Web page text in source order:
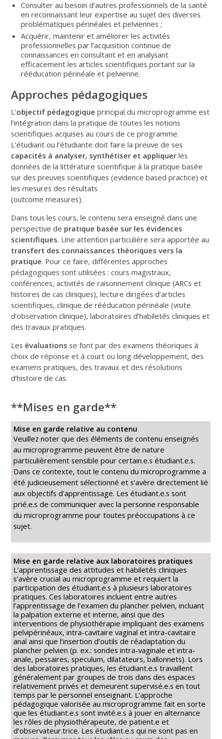
Consulter au besoin d’autres professionnels de la santé
en reconnaissant leur expertise au sujet des diverses
problématiques périnéales et pelviennes ;
Acquérir, maintenir et améliorer les activités
professionnelles par l’acquisition continue de
connaissances en consultant et en analysant
efficacement les articles scientifiques portant sur la
rééducation périnéale et pelvienne.
Approches pédagogiques
L’objectif pédagogique principal du microprogramme est
l’intégration dans la pratique de toutes les notions
scientifiques acquises au cours de ce programme.
L’étudiant ou l’étudiante doit faire la preuve de ses
capacités à analyser, synthétiser et appliquer les
données de la littérature scientifique à la pratique basée
sur des preuves scientifiques (evidence based practice) et
les mesures des résultats
(outcome measures).
Dans tous les cours, le contenu sera enseigné dans une
perspective de pratique basée sur les évidences
scientifiques. Une attention particulière sera apportée au
transfert des connaissances théoriques vers la
pratique. Pour ce faire, différentes approches
pédagogiques sont utilisées : cours magistraux,
conférences, activités de raisonnement clinique (ARCs et
histoires de cas cliniques), lecture dirigées d’articles
scientifiques, clinique de rééducation périnéale (visite
d’observation clinique), laboratoires d’habiletés cliniques et
des travaux pratiques.
Les évaluations se font par des examens théoriques à
choix de réponse et à court ou long développement, des
examens pratiques, des travaux et des résolutions
d’histoire de cas.
**Mises en garde**
Mise en garde relative au contenu
Veuillez noter que des éléments de contenu enseignés
au microprogramme peuvent être de nature
particulièrement sensible pour certain.e.s étudiant.e.s.
Dans ce contexte, tout le contenu du microprogramme a
été judicieusement sélectionné et s’avère directement lié
aux objectifs d’apprentissage. Les étudiant.e.s sont
prié.e.s de communiquer avec la personne responsable
du microprogramme pour toutes préoccupations à ce
sujet.
Mise en garde relative aux laboratoires pratiques
L’apprentissage des attitudes et habiletés cliniques
s’avère crucial au microprogramme et requiert la
participation des étudiant.e.s à plusieurs laboratoires
pratiques. Ces laboratoires incluent entre autres
l’apprentissage de l’examen du plancher pelvien, incluant
la palpation externe et interne, ainsi que des
interventions de physiothérapie impliquant des examens
pelvipérinéaux, intra-cavitaire vaginal et intra-cavitaire
anal ainsi que l’insertion d’outils de réadaptation du
plancher pelvien (p. ex.: sondes intra-vaginale et intra-
anale, pessaires, speculum, dilatateurs, ballonnets). Lors
des laboratoires pratiques, les étudiant.e.s travaillent
généralement par groupes de trois dans des espaces
relativement privés et demeurent supervisé.e.s en tout
temps par le personnel enseignant. L’approche
pédagogique valorisée au microprogramme fait en sorte
que les étudiant.e.s sont invité.e.s à jouer en alternance
les rôles de physiothérapeute, de patient.e et
d’observateur.trice. Les étudiant.e.s qui ne sont pas en